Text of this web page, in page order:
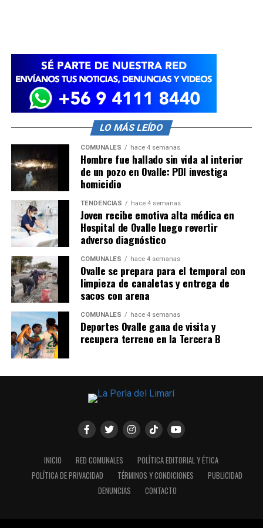
LO MÁS LEÍDO
COMUNALES hace 4 semanas
Hombre fue hallado sin vida al interior
de un pozo en Ovalle: PDI investiga
homicidio
TENDENCIAS hace 4 semanas
Joven recibe emotiva alta médica en
Hospital de Ovalle luego revertir
adverso diagnóstico
COMUNALES hace 4 semanas
Ovalle se prepara para el temporal con
limpieza de canaletas y entrega de
sacos con arena
COMUNALES hace 4 semanas
Deportes Ovalle gana de visita y
recupera terreno en la Tercera B
INICIO RED COMUNALES
POLÍTICA EDITORIAL Y ÉTICA
POLÍTICA DE PRIVACIDAD
TÉRMINOS Y CONDICIONES
PUBLICIDAD
DENUNCIAS
CONTACTO